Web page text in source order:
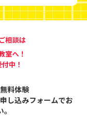
相談は
室へ！
中！
料体験
し込みフォームでお